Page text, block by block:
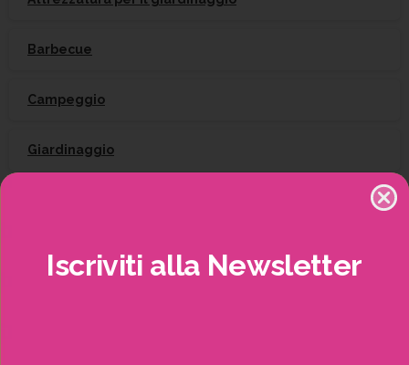
Barbecue
Campeggio
Giardinaggio
Iscriviti alla Newsletter